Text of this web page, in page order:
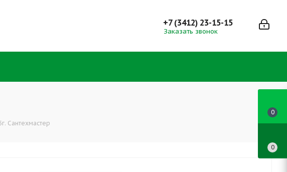
+7 (3412) 23-15-15
Заказать звонок
Сантехмастер
0
0